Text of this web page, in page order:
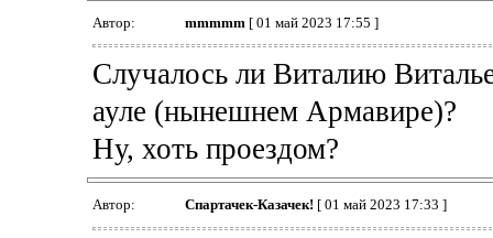
Автор: mmmmm [ 01 май 2023 17:55 ]
Случалось ли Виталию
ауле (нынешнем Армавире)?
Ну, хоть проездом?
Автор: Спартачек-Казачек! [ 01 май 2023 17:33 ]